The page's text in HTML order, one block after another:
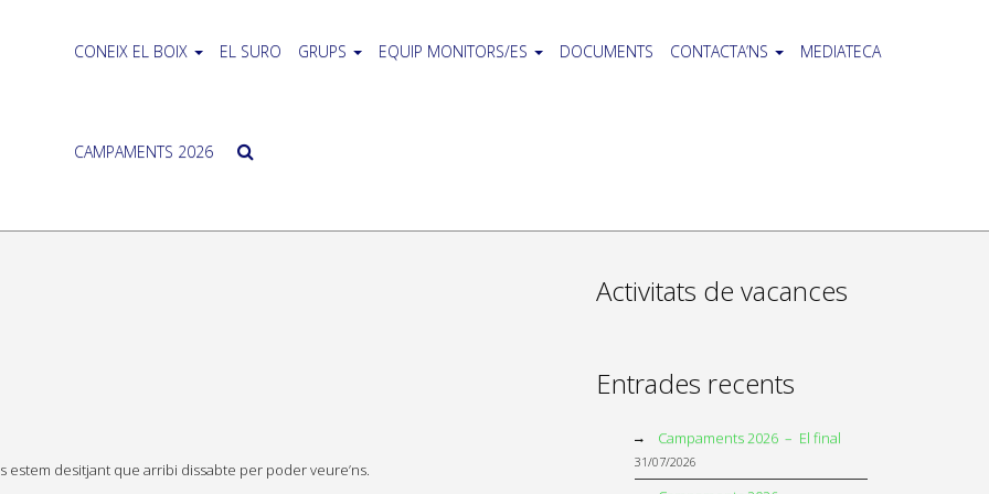
CONEIX EL BOIX EL SURO GRUPS EQUIP MONITORS/ES DOCUMENTS CONTACTA’NS MEDIATECA
CAMPAMENTS 2026
estem desitjant que arribi dissabte per poder veure’ns.
Activitats de vacances
Entrades recents
Campaments 2026 – El final
31/07/2026